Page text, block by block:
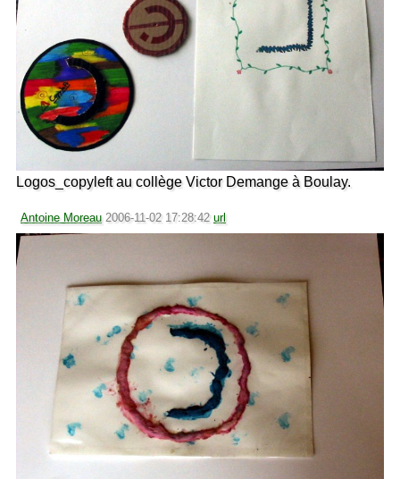
Logos_copyleft au collège Victor Demange à Boulay.
Antoine Moreau 2006-11-02 17:28:42 url